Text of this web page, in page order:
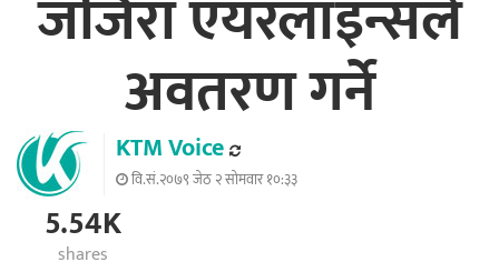
जजिरा एयरलाइन्सले
अवतरण गर्ने
KTM Voice
वि.सं.२०७९ जेठ २ सोमवार १०:३३
5.54K
shares